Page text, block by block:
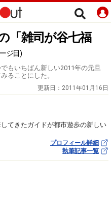
「雑司が谷七福
ジ目)
もいちばん新しい2011年の元旦
ることにした。
更新日： 2011年01月16日
てきたガイドが都市遊歩の新しい
プロフィール詳細
執筆記事一覧